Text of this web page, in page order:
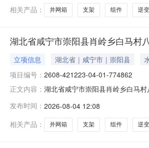
相关产品：
并网箱 支架 组件 逆
湖北省咸宁市崇阳县肖岭乡白马村
立项信息 湖北省｜咸宁市｜崇阳县
项目编号： 2608-421223-04-01-774862
正文内容： 湖北省咸宁市崇阳县肖岭乡白马
421223-04-01-774862项目单位:
发布时间： 2026-08-04 12:08
相关产品：
并网箱 支架 组件 逆